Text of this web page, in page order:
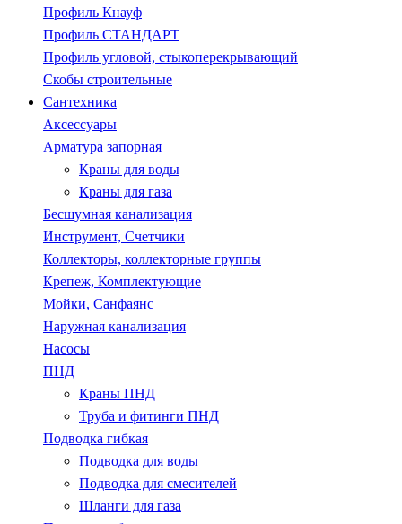
Профиль Кнауф
Профиль СТАНДАРТ
Профиль угловой, стыкоперекрывающий
Скобы строительные
Сантехника
Аксессуары
Арматура запорная
Краны для воды
Краны для газа
Бесшумная канализация
Инструмент, Счетчики
Коллекторы, коллекторные группы
Крепеж, Комплектующие
Мойки, Санфаянс
Наружная канализация
Насосы
ПНД
Краны ПНД
Труба и фитинги ПНД
Подводка гибкая
Подводка для воды
Подводка для смесителей
Шланги для газа